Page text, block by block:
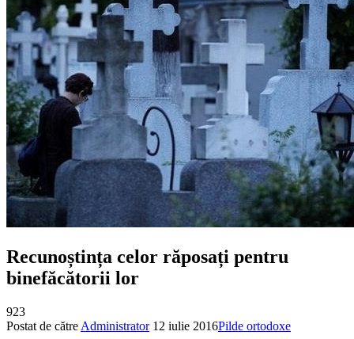
Recunoștința celor răposați pentru
binefăcătorii lor
923
Postat de către Administrator 12 iulie 2016Pilde ortodoxe